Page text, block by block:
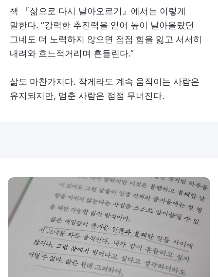
책 『삶으로 다시 날아오르기』에서는 이렇게
말한다. “강력한 추진력을 얻어 높이 날아올랐던
그네도 더 노력하지 않으면 점점 힘을 잃고 서서히
내려와 흐느적거리며 흔들린다.”
삶도 마찬가지다. 작게라도 계속 움직이는 사람은
유지되지만, 멈춘 사람은 점점 무너진다.